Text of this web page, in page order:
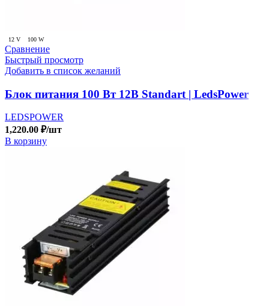
12 V 100 W
Сравнение
Быстрый просмотр
Добавить в список желаний
Блок питания 100 Вт 12В Standart | LedsPower
LEDSPOWER
1,220.00 ₽/шт
В корзину